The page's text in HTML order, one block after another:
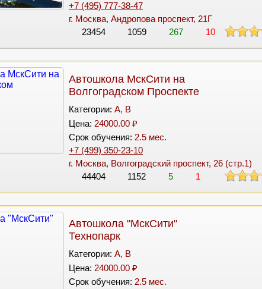
+7 (495) 777-38-47
г. Москва, Андропова проспект, 21Г
23454
1059 267 10
Автошкола МскСити на
Волгоградском Проспекте
Категории: A, B
Цена: 24000.00 ₽
Срок обучения: 2.5 мес.
+7 (499) 350-23-10
г. Москва, Волгоградский проспект, 26 (стр.1)
44404
1152 5 1
Автошкола "МскСити"
Технопарк
Категории: A, B
Цена: 24000.00 ₽
Срок обучения: 2.5 мес.